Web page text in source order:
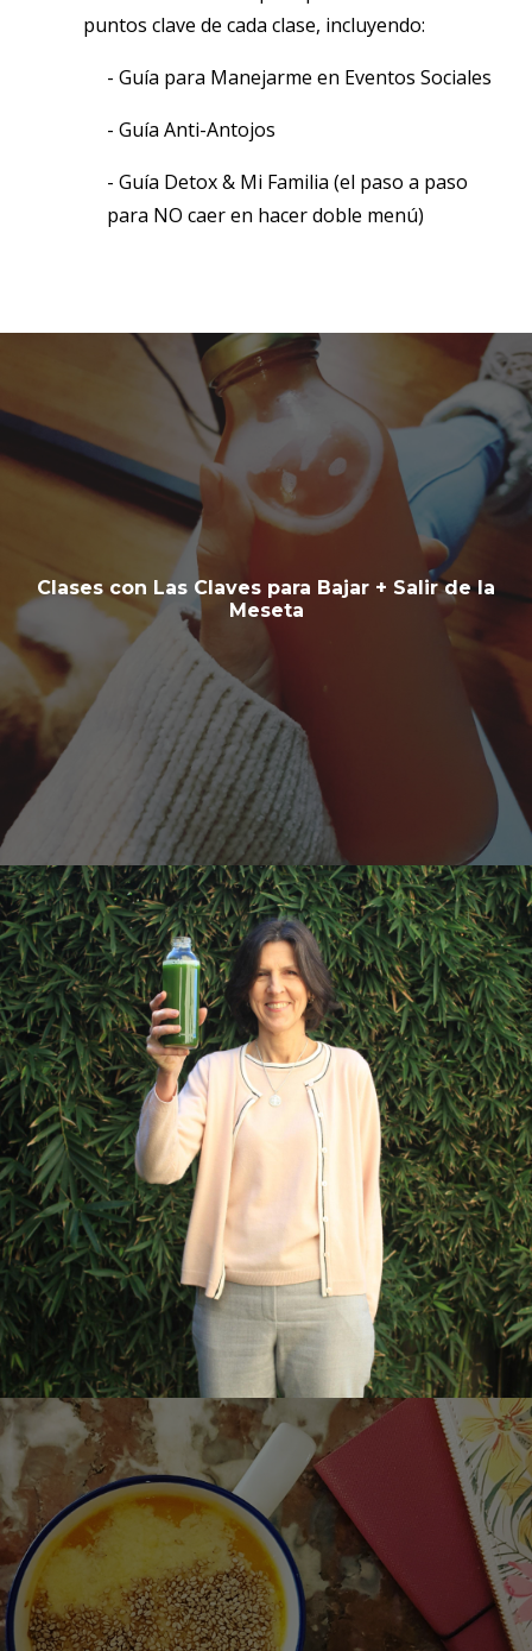
puntos clave de cada clase, incluyendo:
- Guía para Manejarme en Eventos Sociales
- Guía Anti-Antojos
- Guía Detox & Mi Familia (el paso a paso
para NO caer en hacer doble menú)
Clases con Las Claves para Bajar + Salir de la
Meseta